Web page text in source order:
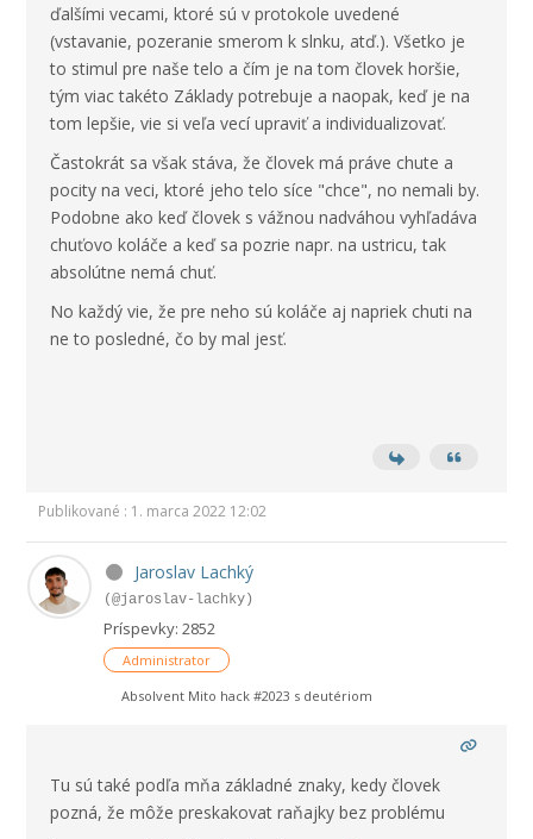
ďalšími vecami, ktoré sú v protokole uvedené
(vstavanie, pozeranie smerom k slnku, atď.). Všetko je
to stimul pre naše telo a čím je na tom človek horšie,
tým viac takéto Základy potrebuje a naopak, keď je na
tom lepšie, vie si veľa vecí upraviť a individualizovať.
Častokrát sa však stáva, že človek má práve chute a
pocity na veci, ktoré jeho telo síce "chce", no nemali by.
Podobne ako keď človek s vážnou nadváhou vyhľadáva
chuťovo koláče a keď sa pozrie napr. na ustricu, tak
absolútne nemá chuť.
No každý vie, že pre neho sú koláče aj napriek chuti na
ne to posledné, čo by mal jesť.
Publikované : 1. marca 2022 12:02
Jaroslav Lachký
(@jaroslav-lachky)
Príspevky: 2852
Administrator
Absolvent Mito hack #2023 s deutériom
Tu sú také podľa mňa základné znaky, kedy človek
pozná, že môže preskakovat raňajky bez problému